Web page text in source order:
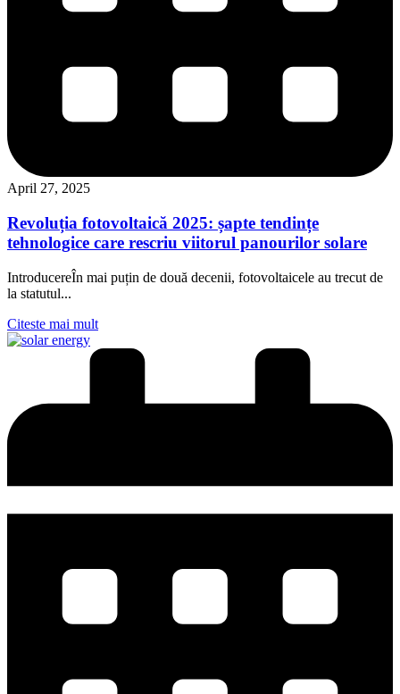
April 27, 2025
Revoluția fotovoltaică 2025: șapte tendințe
tehnologice care rescriu viitorul panourilor solare
IntroducereÎn mai puțin de două decenii, fotovoltaicele au trecut de
la statutul...
Citeste mai mult